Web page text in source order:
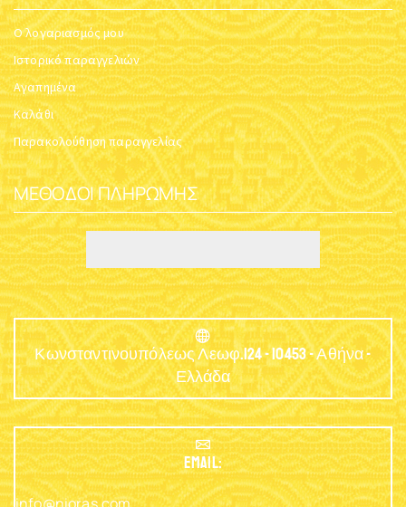
Ο λογαριασμός μου
Ιστορικό παραγγελιών
Αγαπημένα
Καλάθι
Παρακολούθηση παραγγελίας
ΜΈΘΟΔΟΙ ΠΛΗΡΩΜΉΣ
Κωνσταντινουπόλεως Λεωφ.124 - 10453 - Αθήνα -
Ελλάδα
EMAIL: